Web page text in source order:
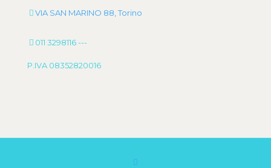
VIA SAN MARINO 88, Torino
011 3298116---
P.IVA 08352820016